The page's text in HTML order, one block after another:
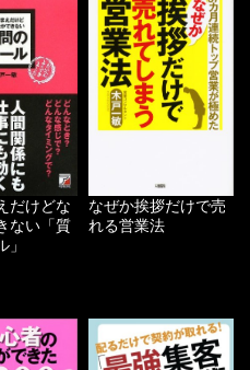
だけどな
ない「質
なぜか挨拶だけで売
れる営業法